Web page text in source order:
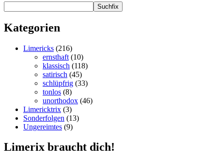
Suchfix
Kategorien
Limericks (216)
ernsthaft (10)
klassisch (118)
satirisch (45)
schlüpfrig (33)
tonlos (8)
unorthodox (46)
Limericktrix (3)
Sonderfolgen (13)
Ungereimtes (9)
Limerix braucht dich!